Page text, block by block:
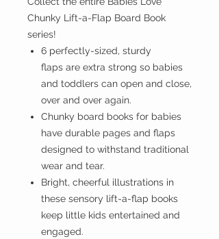
Chunky Lift-a-Flap Board Book
series!
6 perfectly-sized, sturdy
flaps are extra strong so babies
and toddlers can open and close,
over and over again.
Chunky board books for babies
have durable pages and flaps
designed to withstand traditional
wear and tear.
Bright, cheerful illustrations in
these sensory lift-a-flap books
keep little kids entertained and
engaged.